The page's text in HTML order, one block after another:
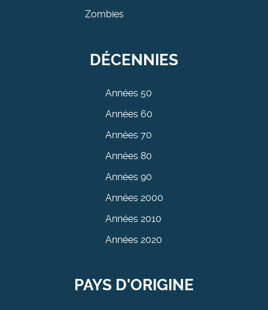
Zombies
DÉCENNIES
Années 50
Années 60
Années 70
Années 80
Années 90
Années 2000
Années 2010
Années 2020
PAYS D'ORIGINE